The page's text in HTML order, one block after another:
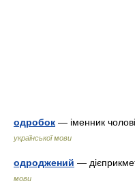
одробок — іменник
української мови
одроджений —
мови